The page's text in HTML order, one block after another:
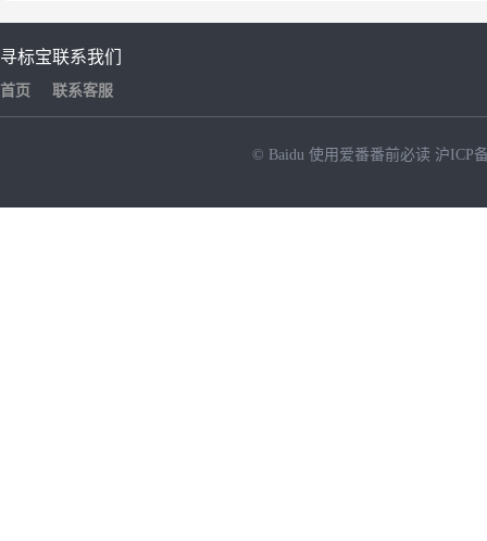
寻标宝
首页
联系我们
联系客服
© Baidu 使用爱番番前必读 沪ICP